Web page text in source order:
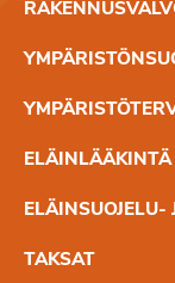
ELÄINLÄÄKINTÄ
ELÄINSUOJELU-
TAKSAT